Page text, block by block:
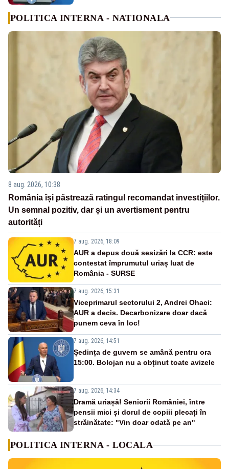
POLITICA INTERNA - NATIONALA
8 aug. 2026, 10:38
România își păstrează ratingul recomandat investițiilor.
Un semnal pozitiv, dar și un avertisment pentru
autorități
7 aug. 2026, 18:09
AUR a depus două sesizări la CCR: este
contestat împrumutul uriaș luat de
România - SURSE
7 aug. 2026, 15:31
Viceprimarul sectorului 2, Andrei Ohaci:
AUR a decis. Decarbonizare doar dacă
punem ceva în loc!
7 aug. 2026, 14:51
Ședința de guvern se amână pentru ora
15:00. Bolojan nu a obținut toate avizele
7 aug. 2026, 14:34
Dramă uriașă! Seniorii României, între
pensii mici și dorul de copiii plecați în
străinătate: "Vin doar odată pe an"
POLITICA INTERNA - LOCALA